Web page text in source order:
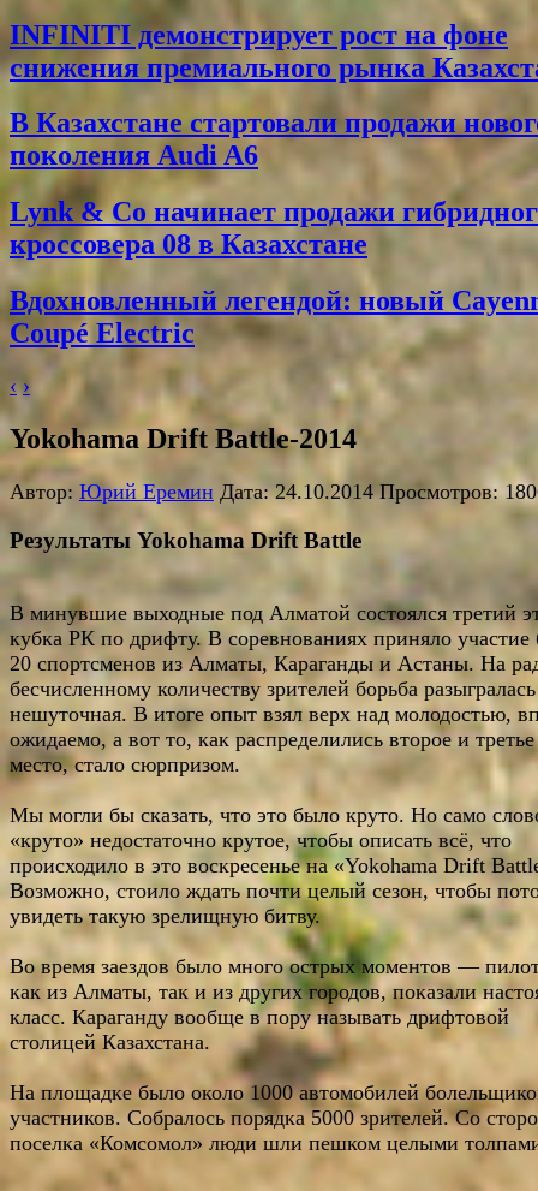
INFINITI демонстрирует рост на фоне
снижения премиального рынка
В Казахстане стартовали продажи
поколения Audi A6
Lynk & Co начинает продажи
кроссовера 08 в Казахстане
Вдохновленный легендой: новый
Coupé Electric
‹ ›
Yokohama Drift Battle-2014
Автор: Юрий Еремин Дата: 24.10.2014 Просмотров:
Результаты Yokohama Drift Battle
В минувшие выходные под Алматой состоялся третий
кубка РК по дрифту. В соревнованиях приняло участие
20 спортсменов из Алматы, Караганды и Астаны. На
бесчисленному количеству зрителей борьба разыгралась
нешуточная. В итоге опыт взял верх над молодостью,
ожидаемо, а вот то, как распределились второе и третье
место, стало сюрпризом.
Мы могли бы сказать, что это было круто. Но само
«круто» недостаточно крутое, чтобы описать всё, что
происходило в это воскресенье на «Yokohama Drift
Возможно, стоило ждать почти целый сезон, чтобы
увидеть такую зрелищную битву.
Во время заездов было много острых моментов —
как из Алматы, так и из других городов, показали
класс. Караганду вообще в пору называть дрифтовой
столицей Казахстана.
На площадке было около 1000 автомобилей
участников. Собралось порядка 5000 зрителей. Со
поселка «Комсомол» люди шли пешком целыми